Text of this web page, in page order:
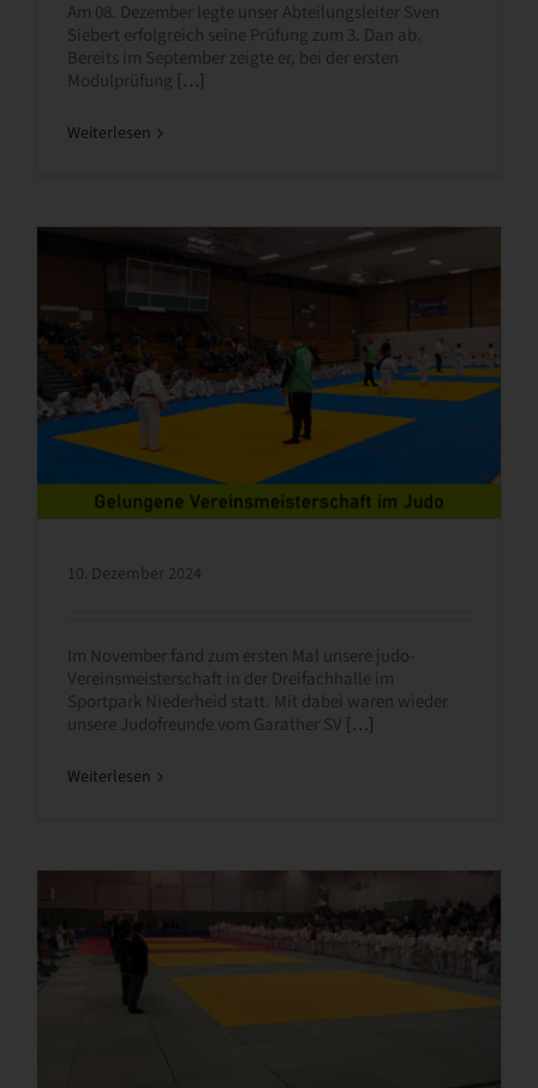
Am 08. Dezember legte unser Abteilungsleiter Sven
Siebert erfolgreich seine Prüfung zum 3. Dan ab.
Bereits im September zeigte er, bei der ersten
Modulprüfung […]
Weiterlesen
10. Dezember 2024
Im November fand zum ersten Mal unsere judo-
Vereinsmeisterschaft in der Dreifachhalle im
Sportpark Niederheid statt. Mit dabei waren wieder
unsere Judofreunde vom Garather SV […]
Weiterlesen